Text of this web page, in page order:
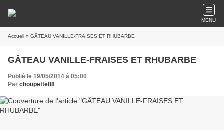
MENU
Accueil » GÂTEAU VANILLE-FRAISES ET RHUBARBE
GÂTEAU VANILLE-FRAISES ET RHUBARBE
Publié le 19/05/2014 à 05:00
Par choupette88